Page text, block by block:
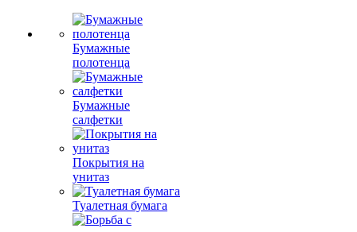
Бумажные
полотенца
Бумажные
салфетки
Покрытия на
унитаз
Туалетная бумага